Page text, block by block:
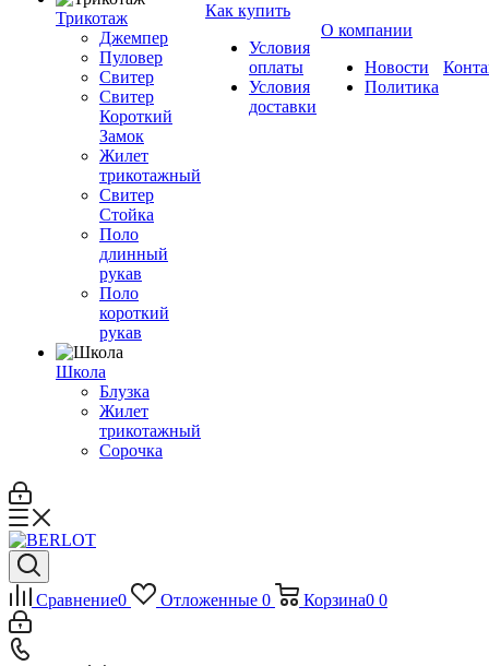
Трикотаж
Джемпер
Пуловер
Свитер
Свитер
Короткий
Замок
Жилет
трикотажный
Свитер
Стойка
Поло
длинный
рукав
Поло
короткий
рукав
Школа
Блузка
Жилет
трикотажный
Сорочка
Как купить
Условия
оплаты
Условия
доставки
О компании
Новости
Политика
Сравнение0 Отложенные 0 Корзина0 0